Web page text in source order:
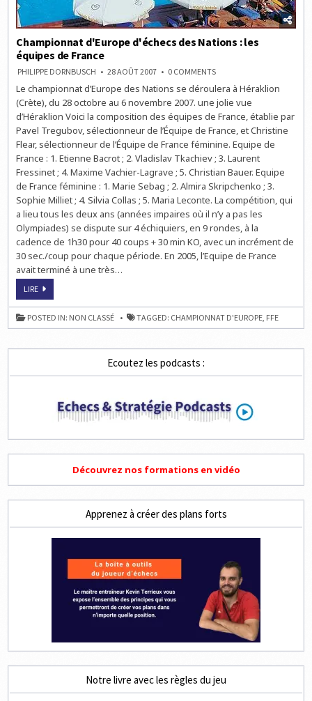
Championnat d'Europe d'échecs des Nations : les
équipes de France
PHILIPPE DORNBUSCH 28 AOÛT 2007 0 COMMENTSON
D'EUROPE
DES
NATIONS
LES
ÉQUIPES
DE
FRANCE
Le championnat d’Europe des Nations se déroulera à Héraklion
(Crète), du 28 octobre au 6 novembre 2007. une jolie vue
d’Héraklion Voici la composition des équipes de France, établie par
Pavel Tregubov, sélectionneur de l’Équipe de France, et Christine
Flear, sélectionneur de l’Équipe de France féminine. Equipe de
France : 1. Etienne Bacrot ; 2. Vladislav Tkachiev ; 3. Laurent
Fressinet ; 4. Maxime Vachier-Lagrave ; 5. Christian Bauer. Equipe
de France féminine : 1. Marie Sebag ; 2. Almira Skripchenko ; 3.
Sophie Milliet ; 4. Silvia Collas ; 5. Maria Leconte. La compétition, qui
a lieu tous les deux ans (années impaires où il n’y a pas les
Olympiades) se dispute sur 4 échiquiers, en 9 rondes, à la
cadence de 1h30 pour 40 coups + 30 min KO, avec un incrément de
30 sec./coup pour chaque période. En 2005, l’Equipe de France
avait terminé à une très…
LIRECHAMPIONNAT
D'ÉCHECS
DES
NATIONS
:
ÉQUIPES
POSTED IN: NON CLASSÉ TAGGED: CHAMPIONNAT D'EUROPE FFE
Ecoutez les podcasts :
Découvrez nos formations en vidéo
Apprenez à créer des plans forts
Notre livre avec les règles du jeu